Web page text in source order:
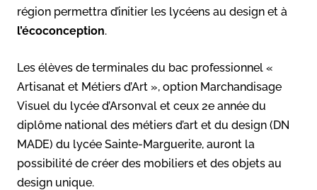
région permettra d’initier les lycéens au design et à
l’écoconception.
Les élèves de terminales du bac professionnel «
Artisanat et Métiers d’Art », option Marchandisage
Visuel du lycée d’Arsonval et ceux 2e année du
diplôme national des métiers d’art et du design (DN
MADE) du lycée Sainte-Marguerite, auront la
possibilité de créer des mobiliers et des objets au
design unique.